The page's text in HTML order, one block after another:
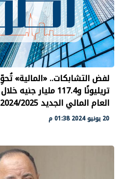
لفض التشابكات.. «المالية»
العام المالي الجديد 2024/2025
20 يونيو 2024 01:38 م